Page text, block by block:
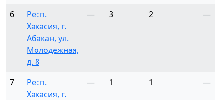
6
Респ.
Хакасия, г.
Абакан, ул.
Молодежная,
д. 8
— 3 2 —
7
Респ.
Хакасия, г.
— 1 1 —